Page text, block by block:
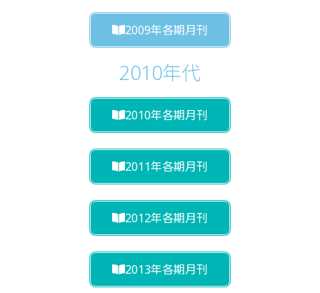
2009年各期月刊
2010年代
2010年各期月刊
2011年各期月刊
2012年各期月刊
2013年各期月刊